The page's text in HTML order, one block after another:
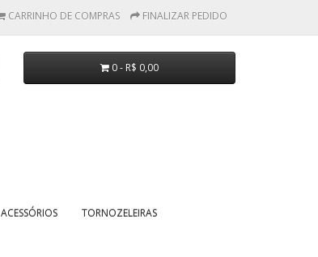
CARRINHO DE COMPRAS FINALIZAR PEDIDO
0 - R$ 0,00
ACESSÓRIOS TORNOZELEIRAS